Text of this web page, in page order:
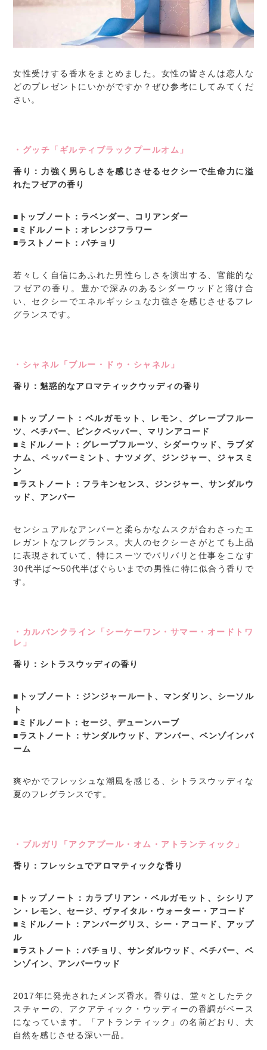
女性受けする香水をまとめました。女性の皆さんは恋人な
どのプレゼントにいかがですか？ぜひ参考にしてみてくだ
さい。
・グッチ「ギルティブラックプールオム」
香り：力強く男らしさを感じさせるセクシーで生命力に溢
れたフゼアの香り
■トップノート：ラベンダー、コリアンダー
■ミドルノート：オレンジフラワー
■ラストノート：パチョリ
若々しく自信にあふれた男性らしさを演出する、官能的な
フゼアの香り。豊かで深みのあるシダーウッドと溶け合
い、セクシーでエネルギッシュな力強さを感じさせるフレ
グランスです。
・シャネル「ブルー・ドゥ・シャネル」
香り：魅惑的なアロマティックウッディの香り
■トップノート：ベルガモット、レモン、グレープフルー
ツ、ベチバー、ピンクペッパー、マリンアコード
■ミドルノート：グレープフルーツ、シダーウッド、ラブダ
ナム、ペッパーミント、ナツメグ、ジンジャー、ジャスミ
ン
■ラストノート：フラキンセンス、ジンジャー、サンダルウ
ッド、アンバー
センシュアルなアンバーと柔らかなムスクが合わさったエ
レガントなフレグランス。大人のセクシーさがとても上品
に表現されていて、特にスーツでバリバリと仕事をこなす
30代半ば〜50代半ばぐらいまでの男性に特に似合う香りで
す。
・カルバンクライン「シーケーワン・サマー・オードトワ
レ」
香り：シトラスウッディの香り
■トップノート：ジンジャールート、マンダリン、シーソル
ト
■ミドルノート：セージ、デューンハーブ
■ラストノート：サンダルウッド、アンバー、ベンゾインバ
ーム
爽やかでフレッシュな潮風を感じる、シトラスウッディな
夏のフレグランスです。
・ブルガリ「アクアプール・オム・アトランティック」
香り：フレッシュでアロマティックな香り
■トップノート：カラブリアン・ベルガモット、シシリア
ン・レモン、セージ、ヴァイタル・ウォーター・アコード
■ミドルノート：アンバーグリス、シー・アコード、アップ
ル
■ラストノート：パチョリ、サンダルウッド、ベチバー、ベ
ンゾイン、アンバーウッド
2017年に発売されたメンズ香水。香りは、堂々としたテク
スチャーの、アクアティック・ウッディーの香調がベース
になっています。「アトランティック」の名前どおり、大
自然を感じさせる深い一品。